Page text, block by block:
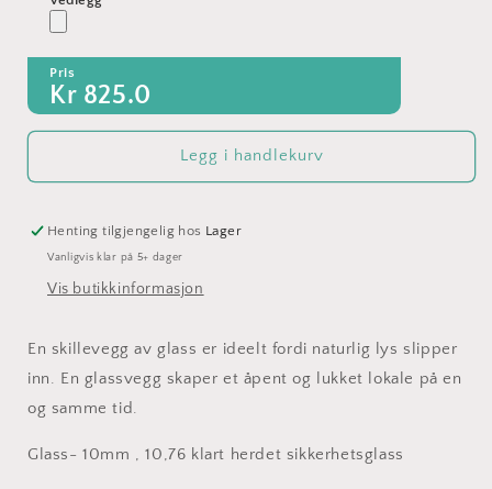
Pris
Kr 825.0
Legg i handlekurv
Henting tilgjengelig hos Lager
Vanligvis klar på 5+ dager
Vis butikkinformasjon
En skillevegg av glass er ideelt fordi naturlig lys slipper
inn. En glassvegg skaper et åpent og lukket lokale på en
og samme tid.
Glass- 10mm , 10,76 klart herdet sikkerhetsglass